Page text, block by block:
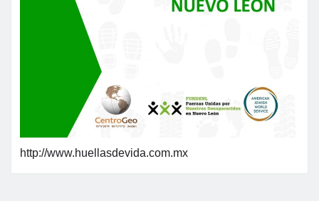
http://www.huellasdevida.com.mx